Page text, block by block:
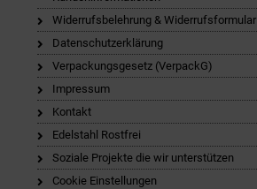
Widerrufsbelehrung & Widerrufsformular
Datenschutzerklärung
Verpackungsgesetz (VerpackG)
Impressum
Kontakt
Edelstahl Rostfrei
Soziale Projekte die wir unterstützen
Cookie Einstellungen